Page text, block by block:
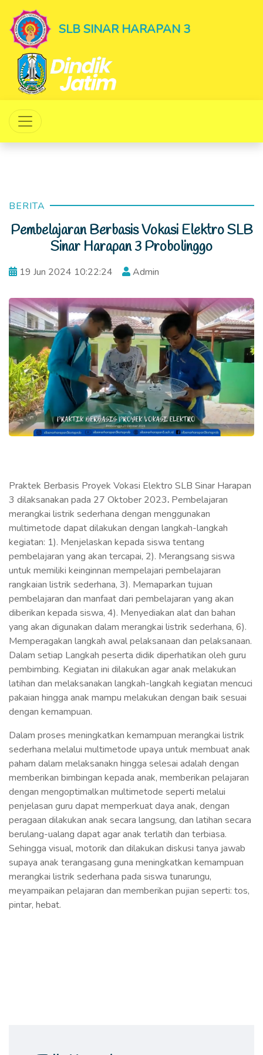
SLB SINAR HARAPAN 3
BERITA
Pembelajaran Berbasis Vokasi Elektro SLB
Sinar Harapan 3 Probolinggo
19 Jun 2024 10:22:24 Admin
Praktek Berbasis Proyek Vokasi Elektro SLB Sinar Harapan
3 dilaksanakan pada 27 Oktober 2023. Pembelajaran
merangkai listrik sederhana dengan menggunakan
multimetode dapat dilakukan dengan langkah-langkah
kegiatan: 1). Menjelaskan kepada siswa tentang
pembelajaran yang akan tercapai, 2). Merangsang siswa
untuk memiliki keinginnan mempelajari pembelajaran
rangkaian listrik sederhana, 3). Memaparkan tujuan
pembelajaran dan manfaat dari pembelajaran yang akan
diberikan kepada siswa, 4). Menyediakan alat dan bahan
yang akan digunakan dalam merangkai listrik sederhana, 6).
Memperagakan langkah awal pelaksanaan dan pelaksanaan.
Dalam setiap Langkah peserta didik diperhatikan oleh guru
pembimbing. Kegiatan ini dilakukan agar anak melakukan
latihan dan melaksanakan langkah-langkah kegiatan mencuci
pakaian hingga anak mampu melakukan dengan baik sesuai
dengan kemampuan.
Dalam proses meningkatkan kemampuan merangkai listrik
sederhana melalui multimetode upaya untuk membuat anak
paham dalam melaksanakn hingga selesai adalah dengan
memberikan bimbingan kepada anak, memberikan pelajaran
dengan mengoptimalkan multimetode seperti melalui
penjelasan guru dapat memperkuat daya anak, dengan
peragaan dilakukan anak secara langsung, dan latihan secara
berulang-ualang dapat agar anak terlatih dan terbiasa.
Sehingga visual, motorik dan dilakukan diskusi tanya jawab
supaya anak terangasang guna meningkatkan kemampuan
merangkai listrik sederhana pada siswa tunarungu,
meyampaikan pelajaran dan memberikan pujian seperti: tos,
pintar, hebat.